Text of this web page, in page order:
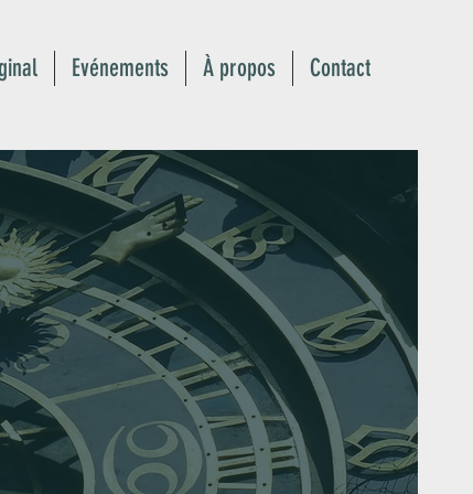
Evénements À propos Contact